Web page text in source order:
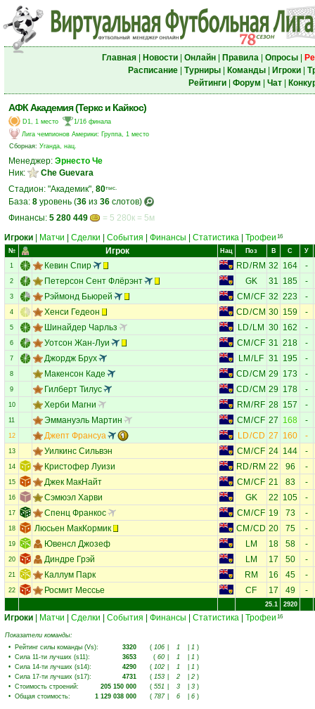
Главная| Новости| Онлайн| Правила| Опросы|
Расписание| Турниры| Команды| Игроки|
Рейтинги| Форум Чат|
АФК Академия (Теркс и Кайкос)
D1, 1 место
1/16 финала
Лига чемпионов Америки: Группа, 1 место
Сборная: Уганда, нац.
Менеджер: Эрнесто Че
Ник:
Che Guevara
Стадион: "Академик", 80тыс.
База: 8 уровень (36 из 36 слотов)
Финансы: 5 280 449
= 5 280к = 5м
Игроки
Матчи Сделки События Финансы Статистика Трофеи 16
№ Игрок Нац Поз В С У
1 Кевин Спир RD/ RM 32 164 -
2 Петерсон Сент Флёрэнт GK 31 185 -
3 Рэймонд Бьюрей CM /CF 32 223 -
4 Хенси Гедеон CD/CM 30 159 -
5 Шинайдер Чарльз LD/ LM 30 162 -
6 Уотсон Жан-Луи CM /CF 31 218 -
7 Джордж Брух LM / LF 31 195 -
8 Макенсон Каде CD/CM 29 173 -
9 Гилберт Тилус CD/CM 29 178 -
10 Херби Магни RM / RF 28 157 -
11 Эммануэль Мартин CM /CF 27 168 -
12 Джепт Франсуа LD/CD 27 160 -
13 Уилкинс Сильвэн CM /CF 24 144 -
14 Кристофер Луизи RD/ RM 22 96 -
15 Джек МакНайт CM /CF 21 83 -
16 Сэмюэл Харви GK 22 105 -
17 Спенц Франкос CM /CF 19 73 -
18 Люсьен МакКормик CM /CD 20 75 -
19 Ювенсл Джозеф LM 18 58 -
20 Диндре Грэй LM 17 50 -
21 Каллум Парк RM 16 45 -
22 Росмит Мессье CF 17 49 -
25.1 2920
Игроки Матчи Сделки События Финансы Статистика Трофеи 16
Показатели команды:
• Рейтинг силы команды (Vs): 3320 ( 106 1 1 )
• Сила 11-ти лучших (s11): 3653 ( 60 1 1 )
• Сила 14-ти лучших (s14): 4290 ( 102 1 1 )
• Сила 17-ти лучших (s17): 4731 ( 153 2 2 )
• Стоимость строений: 205 150 000 ( 551 3 3 )
• Общая стоимость: 1 129 038 000 ( 787 6 6 )